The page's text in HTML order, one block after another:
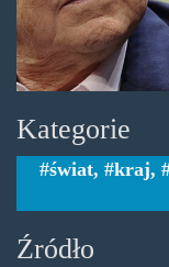
Kategorie
świat, kraj,
Źródło